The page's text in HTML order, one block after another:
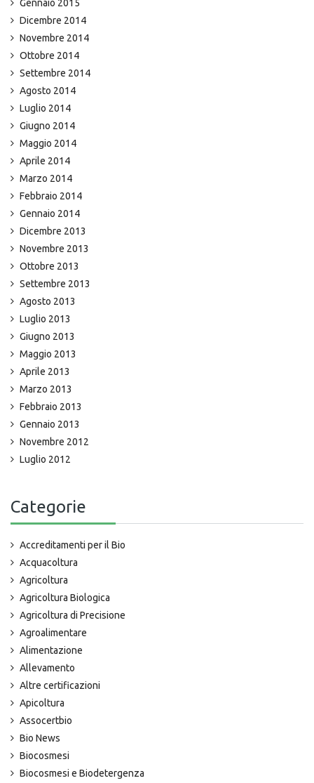
Gennaio 2015
Dicembre 2014
Novembre 2014
Ottobre 2014
Settembre 2014
Agosto 2014
Luglio 2014
Giugno 2014
Maggio 2014
Aprile 2014
Marzo 2014
Febbraio 2014
Gennaio 2014
Dicembre 2013
Novembre 2013
Ottobre 2013
Settembre 2013
Agosto 2013
Luglio 2013
Giugno 2013
Maggio 2013
Aprile 2013
Marzo 2013
Febbraio 2013
Gennaio 2013
Novembre 2012
Luglio 2012
Categorie
Accreditamenti per il Bio
Acquacoltura
Agricoltura
Agricoltura Biologica
Agricoltura di Precisione
Agroalimentare
Alimentazione
Allevamento
Altre certificazioni
Apicoltura
Assocertbio
Bio News
Biocosmesi
Biocosmesi e Biodetergenza